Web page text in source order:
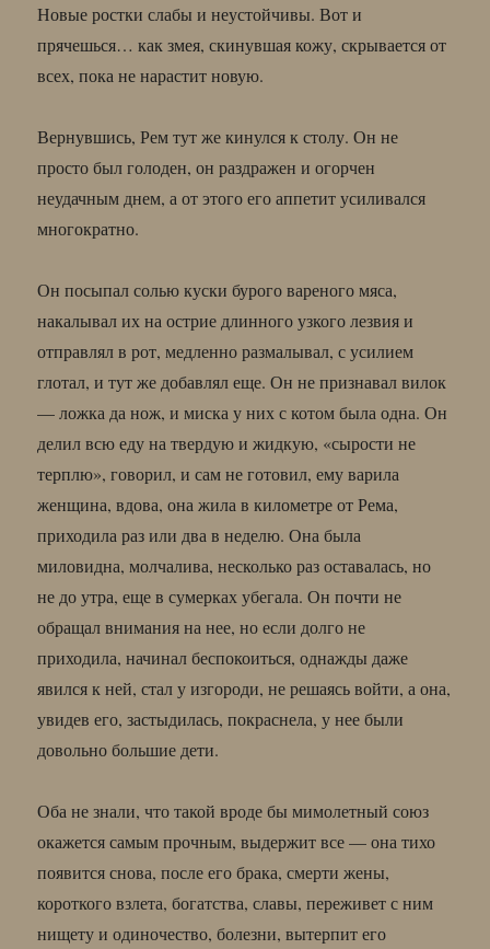
Новые ростки слабы и неустойчивы. Вот и
прячешься… как змея, скинувшая кожу, скрывается от
всех, пока не нарастит новую.
Вернувшись, Рем тут же кинулся к столу. Он не
просто был голоден, он раздражен и огорчен
неудачным днем, а от этого его аппетит усиливался
многократно.
Он посыпал солью куски бурого вареного мяса,
накалывал их на острие длинного узкого лезвия и
отправлял в рот, медленно размалывал, с усилием
глотал, и тут же добавлял еще. Он не признавал вилок
— ложка да нож, и миска у них с котом была одна. Он
делил всю еду на твердую и жидкую, «сырости не
терплю», говорил, и сам не готовил, ему варила
женщина, вдова, она жила в километре от Рема,
приходила раз или два в неделю. Она была
миловидна, молчалива, несколько раз оставалась, но
не до утра, еще в сумерках убегала. Он почти не
обращал внимания на нее, но если долго не
приходила, начинал беспокоиться, однажды даже
явился к ней, стал у изгороди, не решаясь войти, а она,
увидев его, застыдилась, покраснела, у нее были
довольно большие дети.
Оба не знали, что такой вроде бы мимолетный союз
окажется самым прочным, выдержит все — она тихо
появится снова, после его брака, смерти жены,
короткого взлета, богатства, славы, переживет с ним
нищету и одиночество, болезни, вытерпит его